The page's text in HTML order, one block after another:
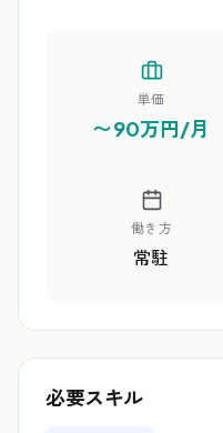
単価
〜90万円/月
働き方
常駐
必要スキル